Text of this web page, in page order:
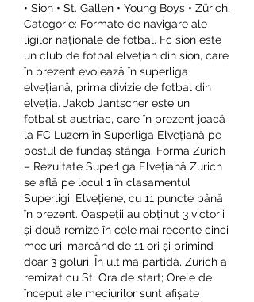
• Sion • St. Gallen • Young Boys • Zürich.
Categorie: Formate de navigare ale
ligilor naționale de fotbal. Fc sion este
un club de fotbal elvețian din sion, care
în prezent evolează în superliga
elvețiană, prima divizie de fotbal din
elveția. Jakob Jantscher este un
fotbalist austriac, care în prezent joacă
la FC Luzern în Superliga Elvețiană pe
postul de fundaș stânga. Forma Zurich
– Rezultate Superliga Elvețiană Zurich
se află pe locul 1 în clasamentul
Superligii Elvețiene, cu 11 puncte până
în prezent. Oaspeții au obținut 3 victorii
și două remize în cele mai recente cinci
meciuri, marcând de 11 ori și primind
doar 3 goluri. În ultima partidă, Zurich a
remizat cu St. Ora de start; Orele de
început ale meciurilor sunt afișate